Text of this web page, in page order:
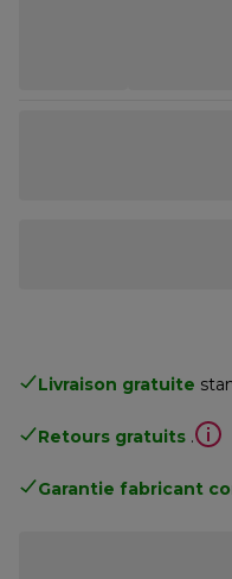
Livraison gratuite
Retours gratuits .
Garantie fabricant